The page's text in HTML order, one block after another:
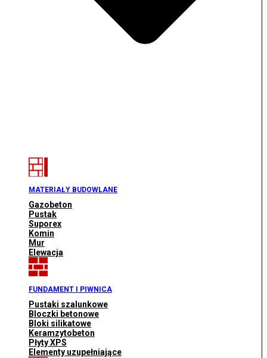
MATERIAŁY BUDOWLANE
Gazobeton
Pustak
Suporex
Komin
Mur
Elewacja
FUNDAMENT I PIWNICA
Pustaki szalunkowe
Bloczki betonowe
Bloki silikatowe
Keramzytobeton
Płyty XPS
Elementy uzupełniające